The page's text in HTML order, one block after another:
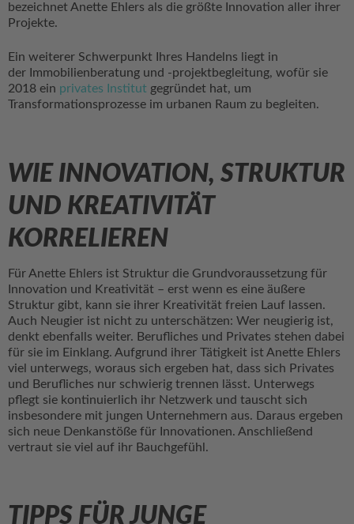
bezeichnet Anette Ehlers als die größte Innovation aller ihrer
Projekte.
Ein weiterer Schwerpunkt Ihres Handelns liegt in
der Immobilienberatung und -projektbegleitung, wofür sie
2018 ein privates Institut gegründet hat, um
Transformationsprozesse im urbanen Raum zu begleiten.
WIE INNOVATION, STRUKTUR
UND KREATIVITÄT
KORRELIEREN
Für Anette Ehlers ist Struktur die Grundvoraussetzung für
Innovation und Kreativität – erst wenn es eine äußere
Struktur gibt, kann sie ihrer Kreativität freien Lauf lassen.
Auch Neugier ist nicht zu unterschätzen: Wer neugierig ist,
denkt ebenfalls weiter. Berufliches und Privates stehen dabei
für sie im Einklang. Aufgrund ihrer Tätigkeit ist Anette Ehlers
viel unterwegs, woraus sich ergeben hat, dass sich Privates
und Berufliches nur schwierig trennen lässt. Unterwegs
pflegt sie kontinuierlich ihr Netzwerk und tauscht sich
insbesondere mit jungen Unternehmern aus. Daraus ergeben
sich neue Denkanstöße für Innovationen. Anschließend
vertraut sie viel auf ihr Bauchgefühl.
TIPPS FÜR JUNGE